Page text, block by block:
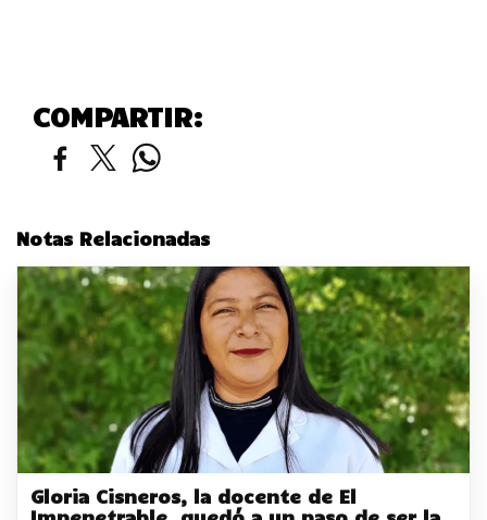
COMPARTIR:
Notas Relacionadas
Gloria Cisneros, la docente de El